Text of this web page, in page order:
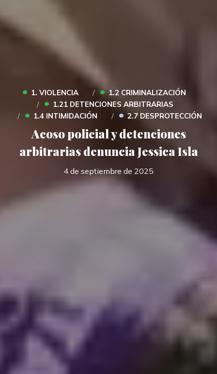
• 1. VIOLENCIA • 1.2 CRIMINALIZACIÓN
• 1.21 DETENCIONES ARBITRARIAS
• 1.4 INTIMIDACIÓN • 2.7 DESPROTECCIÓN
Acoso policial y detenciones
arbitrarias denuncia Jessica Isla
4 de septiembre de 2025